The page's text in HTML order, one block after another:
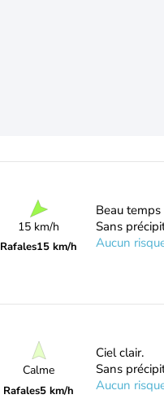
15 km/h
Rafales15 km/h
Beau
Sans
Aucun
Calme
Rafales5 km/h
Ciel clair.
Sans
Aucun